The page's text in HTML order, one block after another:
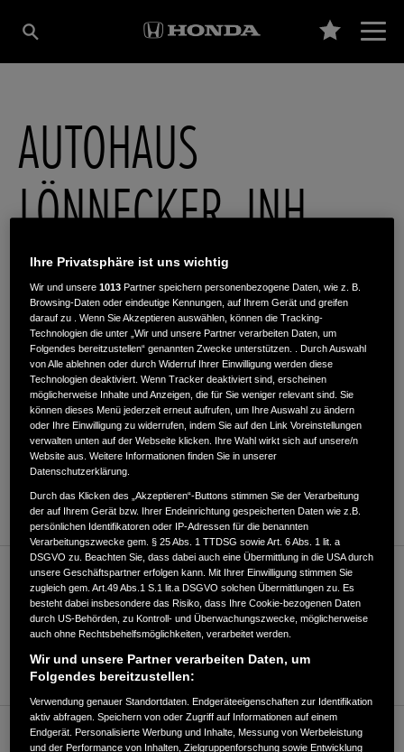
AUTOHAUS
LÖNNECKER, INH.
HEINZ-GEORG
LÖNNECKER
Travertinstr. 1,17036,Neubrandenburg
ROUTENPLANUNG
Verkauf
+4939577824685
Händler kontaktieren
Ihre Privatsphäre ist uns wichtig
Wir und unsere1013 Partner speichern personenbezogene Daten, wie z. B.
Browsing-Daten oder eindeutige Kennungen, auf Ihrem Gerät und greifen
darauf zu . Wenn Sie Akzeptieren auswählen, können die Tracking-
Technologien die unter „Wir und unsere Partner verarbeiten Daten, um
Folgendes bereitzustellen“ genannten Zwecke unterstützen. . Durch Auswahl
von Alle ablehnen oder durch Widerruf Ihrer Einwilligung werden diese
Technologien deaktiviert. Wenn Tracker deaktiviert sind, erscheinen
möglicherweise Inhalte und Anzeigen, die für Sie weniger relevant sind. Sie
können dieses Menü jederzeit erneut aufrufen, um Ihre Auswahl zu ändern
oder Ihre Einwilligung zu widerrufen, indem Sie auf den Link Voreinstellungen
verwalten unten auf der Webseite klicken. Ihre Wahl wirkt sich auf unsere/n
Website aus. Weitere Informationen finden Sie in unserer
Datenschutzerklärung.
Durch das Klicken des „Akzeptieren“-Buttons stimmen Sie der Verarbeitung
der auf Ihrem Gerät bzw. Ihrer Endeinrichtung gespeicherten Daten wie z.B.
persönlichen Identifikatoren oder IP-Adressen für die benannten
Verarbeitungszwecke gem. § 25 Abs. 1 TTDSG sowie Art. 6 Abs. 1 lit. a
DSGVO zu. Beachten Sie, dass dabei auch eine Übermittlung in die USA durch
unsere Geschäftspartner erfolgen kann. Mit Ihrer Einwilligung stimmen Sie
zugleich gem. Art.49 Abs.1 S.1 lit.a DSGVO solchen Übermittlungen zu. Es
besteht dabei insbesondere das Risiko, dass Ihre Cookie-bezogenen Daten
durch US-Behörden, zu Kontroll- und Überwachungszwecke, möglicherweise
auch ohne Rechtsbehelfsmöglichkeiten, verarbeitet werden.
Wir und unsere Partner verarbeiten Daten, um
Folgendes bereitzustellen:
Verwendung genauer Standortdaten. Endgeräteeigenschaften zur Identifikation
aktiv abfragen. Speichern von oder Zugriff auf Informationen auf einem
Endgerät. Personalisierte Werbung und Inhalte, Messung von Werbeleistung
und der Performance von Inhalten, Zielgruppenforschung sowie Entwicklung